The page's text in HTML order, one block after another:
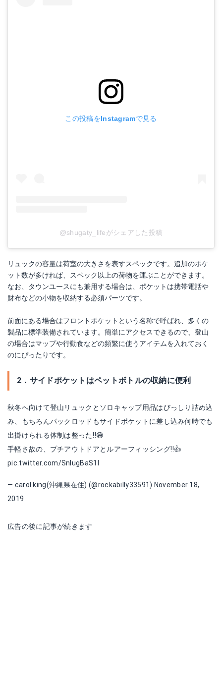
この投稿をInstagramで見る
@shugaty_lifeがシェアした投稿
リュックの容量は荷室の大きさを表すスペックです。追加のポケ
ット数が多ければ、スペック以上の荷物を運ぶことができます。
なお、タウンユースにも兼用する場合は、ポケットは携帯電話や
財布などの小物を収納する必須パーツです。
前面にある場合はフロントポケットという名称で呼ばれ、多くの
製品に標準装備されています。簡単にアクセスできるので、登山
の場合はマップや行動食などの頻繁に使うアイテムを入れておく
のにぴったりです。
2．サイドポケットはペットボトルの収納に便利
秋冬へ向けて登山リュックとソロキャップ用品はびっしり詰め込
み、もちろんパックロッドもサイドポケットに差し込み何時でも
出掛けられる体制は整った‼️😅
手軽さ故の、プチアウトドアとルアーフィッシング‼️👍️
pic.twitter.com/SnlugBaS1I
— carol king(沖縄県在住) (@rockabilly33591) November 18,
2019
広告の後に記事が続きます